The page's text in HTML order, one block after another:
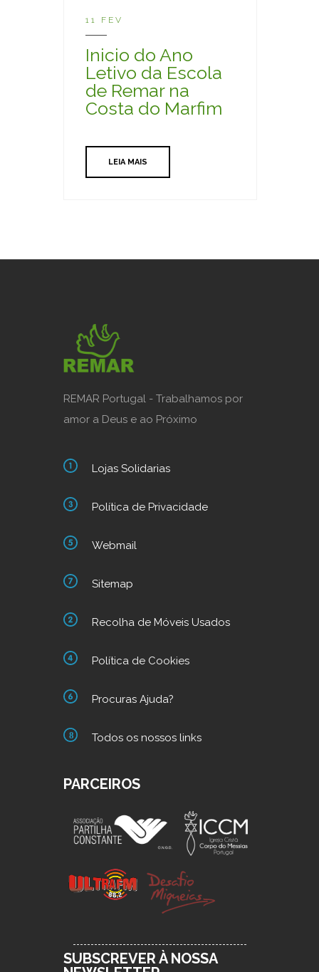
11 FEV
Inicio do Ano
Letivo da Escola
de Remar na
Costa do Marfim
LEIA MAIS
REMAR Portugal - Trabalhamos por
amor a Deus e ao Próximo
Lojas Solidarias
Política de Privacidade
Webmail
Sitemap
Recolha de Móveis Usados
Política de Cookies
Procuras Ajuda?
Todos os nossos links
PARCEIROS
SUBSCREVER À NOSSA